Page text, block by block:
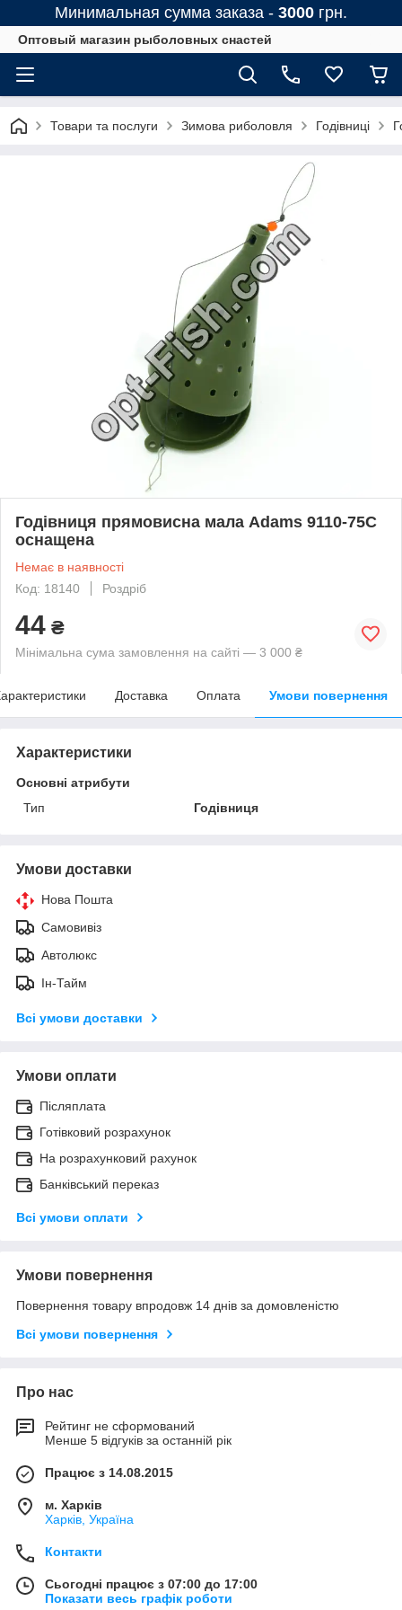
Минимальная сумма заказа - 3000 грн.
Оптовый магазин рыболовных снастей
Товари та послуги Зимова риболовля Годівниці
Годівниця прямовисна мала Adams 9110-75C
оснащена
Немає в наявності
Код: 18140
Роздріб
44 ₴
Мінімальна сума замовлення на сайті — 3 000 ₴
Доставка Оплата Умови повернення
Характеристики
Основні атрибути
Тип
Годівниця
Умови доставки
Нова Пошта
Самовивіз
Автолюкс
Ін-Тайм
Всі умови доставки
Умови оплати
Післяплата
Готівковий розрахунок
На розрахунковий рахунок
Банківський переказ
Всі умови оплати
Умови повернення
Повернення товару впродовж 14 днів за домовленістю
Всі умови повернення
Про нас
Рейтинг не сформований
Менше 5 відгуків за останній рік
Працює з 14.08.2015
м. Харків
Харків, Україна
Контакти
Сьогодні працює з 07:00 до 17:00
Показати весь графік роботи